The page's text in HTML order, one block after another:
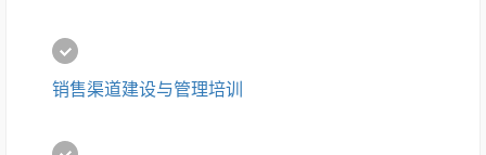
销售渠道建设与管理培训